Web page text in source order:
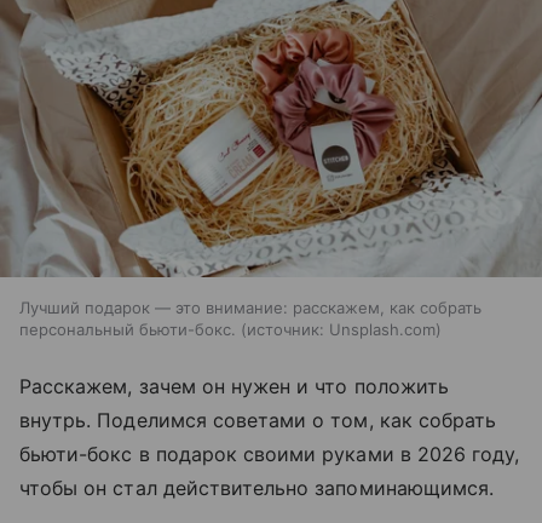
Лучший подарок — это внимание: расскажем, как собрать
персональный бьюти-бокс.
источник: Unsplash.com
Расскажем, зачем он нужен и что положить
внутрь. Поделимся советами о том, как собрать
бьюти-бокс в подарок своими руками в 2026 году,
чтобы он стал действительно запоминающимся.